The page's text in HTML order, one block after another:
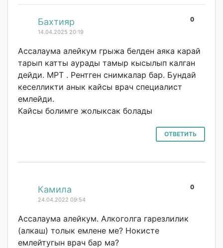
0
Бахтияр
14.04.2025 20:19
Ассалаума алейкум грыжа белден аяка карай
тарып катты аурады тамыр кысылып калган
дейди. МРТ . Рентген снимкалар бар. Бундай
кеселликти анык кайсы врач специалист
емлейди.
Кайсы болимге жолыксак болады
ОТВЕТИТЬ
0
Камила
24.04.2022 09:54
Ассалаума алейкум. Алкоголга гарезлилик
(алкаш) толык емлене ме? Нокисте
емлейтугын врач бар ма?